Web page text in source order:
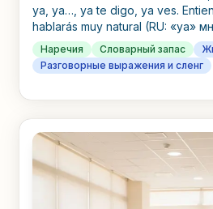
ya, ya…, ya te digo, ya ves.
hablarás muy natural (RU: «ya»
Наречия Словарный запас
Разговорные выражения и сленг